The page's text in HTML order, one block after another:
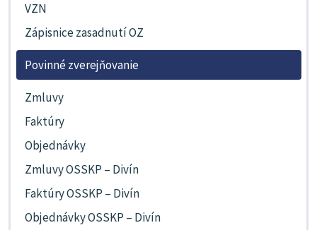
VZN
Zápisnice zasadnutí OZ
Povinné zverejňovanie
Zmluvy
Faktúry
Objednávky
Zmluvy OSSKP – Divín
Faktúry OSSKP – Divín
Objednávky OSSKP – Divín